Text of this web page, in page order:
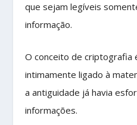
que sejam legíveis
informação.
O conceito de criptografia
intimamente ligado à
a antiguidade já havia
informações.